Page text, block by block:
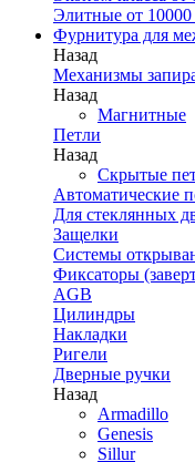
Элитные от 10000
Фурнитура для
Назад
Механизмы
Назад
Магнитные
Петли
Назад
Скрытые
Автоматические
Для стеклянных
Защелки
Системы
Фиксаторы
AGB
Цилиндры
Накладки
Ригели
Дверные ручки
Назад
Armadillo
Genesis
Sillur